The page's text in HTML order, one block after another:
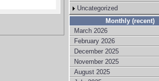
Uncategorized
Monthly (recent)
March 2026
February 2026
December 2025
November 2025
August 2025